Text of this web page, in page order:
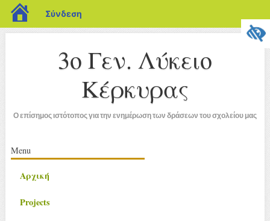
blogs.sch.gr
Σύνδεση
3ο Γεν. Λύκειο
Κέρκυρας
Ο επίσημος ιστότοπος για την ενημέρωση των δράσεων του σχολείου μας
Κύριο μενού
Μετάβαση
περιεχόμενο
Menu
Αρχική
Projects